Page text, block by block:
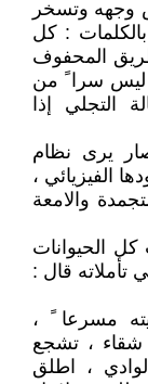
وجهه وتسخر
: كل
المحفوف
ليس سرا ً من
التجلي إذا
يرى نظام
الفيزيائي ،
والامعة
الحيوانات
تأملاته قال :
مسرعا ً ،
شقاء ، تشجع
، اطلق